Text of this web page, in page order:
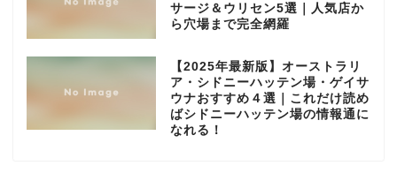
サージ＆ウリセン5選｜人気店か
ら穴場まで完全網羅
【2025年最新版】オーストラリ
ア・シドニーハッテン場・ゲイサ
ウナおすすめ４選｜これだけ読め
ばシドニーハッテン場の情報通に
なれる！